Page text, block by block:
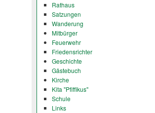
Rathaus
Satzungen
Wanderung
Mitbürger
Feuerwehr
Friedensrichter
Geschichte
Gästebuch
Kirche
Kita "Pfiffikus"
Schule
Links